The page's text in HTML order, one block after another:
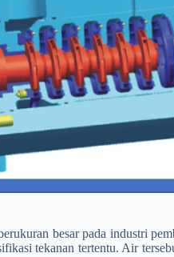
besar pada industri
tekanan tertentu. Air